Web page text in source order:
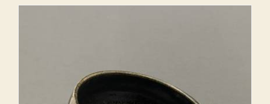
initial actuel